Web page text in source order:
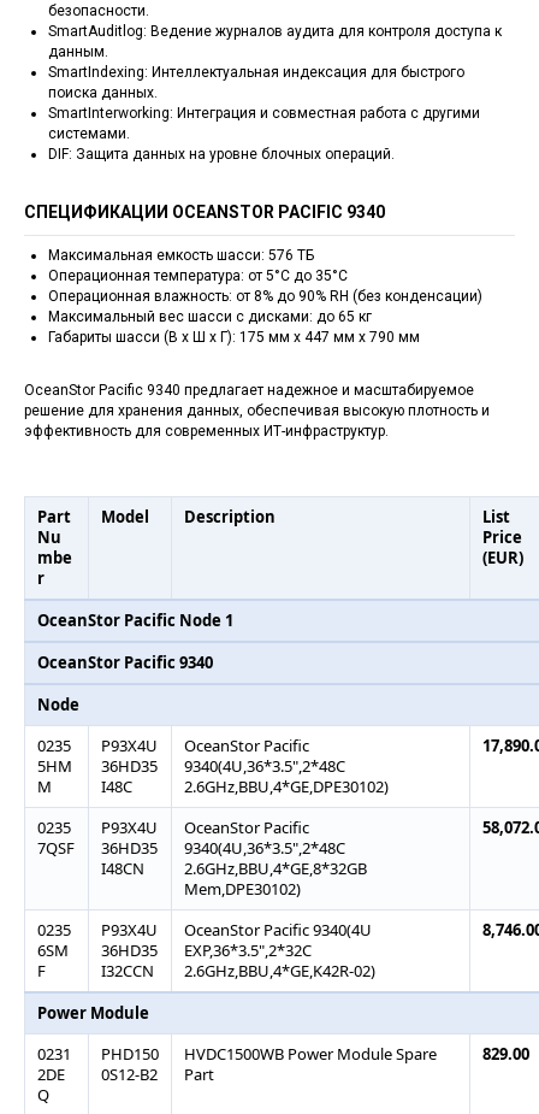
безопасности.
SmartAuditlog: Ведение журналов аудита для контроля доступа к
данным.
SmartIndexing: Интеллектуальная индексация для быстрого
поиска данных.
SmartInterworking: Интеграция и совместная работа с другими
системами.
DIF: Защита данных на уровне блочных операций.
СПЕЦИФИКАЦИИ OCEANSTOR PACIFIC 9340
Максимальная емкость шасси: 576 ТБ
Операционная температура: от 5°C до 35°C
Операционная влажность: от 8% до 90% RH (без конденсации)
Максимальный вес шасси с дисками: до 65 кг
Габариты шасси (В x Ш x Г): 175 мм x 447 мм x 790 мм
OceanStor Pacific 9340 предлагает надежное и масштабируемое
решение для хранения данных, обеспечивая высокую плотность и
эффективность для современных ИТ-инфраструктур.
Part
Nu
mbe
r
Model Description
List
Price
(EUR)
OceanStor Pacific Node 1
OceanStor Pacific 9340
Node
0235
5HM
M
P93X4U
36HD35
I48C
OceanStor Pacific
9340(4U,36*3.5",2*48C
2.6GHz,BBU,4*GE,DPE30102)
0235
7QSF
P93X4U
36HD35
I48CN
OceanStor Pacific
9340(4U,36*3.5",2*48C
2.6GHz,BBU,4*GE,8*32GB
Mem,DPE30102)
0235
6SM
F
P93X4U
36HD35
I32CCN
OceanStor Pacific 9340(4U
EXP,36*3.5",2*32C
2.6GHz,BBU,4*GE,K42R-02)
Power Module
0231
2DE
Q
PHD150
0S12-B2
HVDC1500WB Power Module Spare
Part
829.00